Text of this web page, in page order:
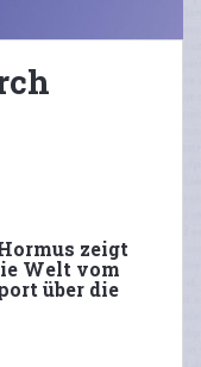
zeigt
Welt vom
über die